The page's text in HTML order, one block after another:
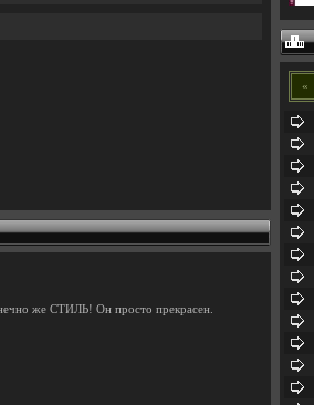
же СТИЛЬ! Он просто прекрасен.
«